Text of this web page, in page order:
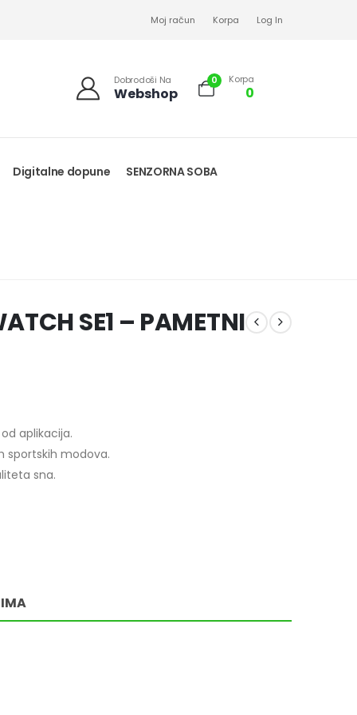
Moj račun Korpa Log In
Dobrodoši Na
Webshop
0 Korpa
0
Digitalne dopune SENZORNA SOBA
SE1 – PAMETNI
aplikacija.
sportskih modova.
sna.